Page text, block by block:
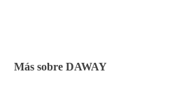
Más sobre DAWAY